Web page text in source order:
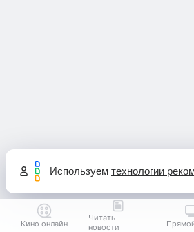
Используем технологии
Кино онлайн
Читать
новости